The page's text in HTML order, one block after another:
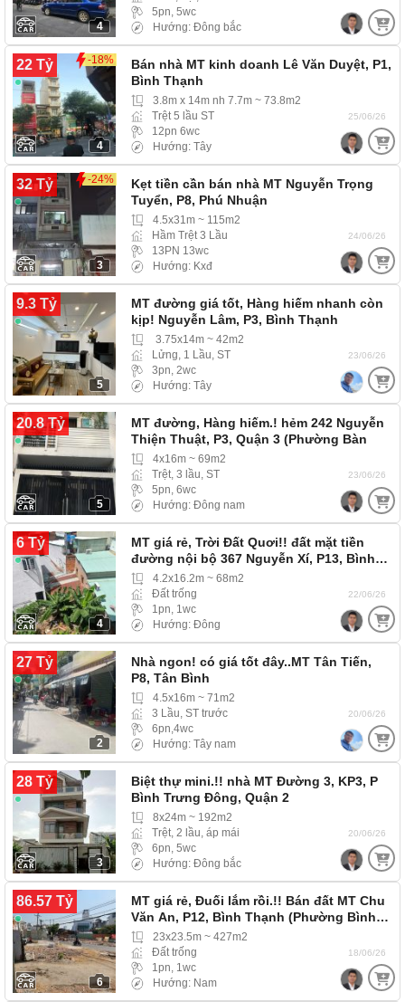
4
5pn, 5wc
Hướng: Đông bắc
22 Tỷ -18%
4
Bán nhà MT kinh doanh Lê Văn Duyệt, P1,
Bình Thạnh
3.8m x 14m nh 7.7m ~ 73.8m2
Trệt 5 lầu ST
12pn 6wc
Hướng: Tây
25/06/26
32 Tỷ -24%
3
Kẹt tiền cần bán nhà MT Nguyễn Trọng
Tuyển, P8, Phú Nhuận
4.5x31m ~ 115m2
Hầm Trệt 3 Lầu
13PN 13wc
Hướng: Kxđ
24/06/26
9.3 Tỷ
5
MT đường giá tốt, Hàng hiếm nhanh còn
kịp! Nguyễn Lâm, P3, Bình Thạnh
3.75x14m ~ 42m2
Lửng, 1 Lầu, ST
3pn, 2wc
Hướng: Tây
23/06/26
20.8 Tỷ
5
MT đường, Hàng hiếm.! hẻm 242 Nguyễn
Thiện Thuật, P3, Quận 3 (Phường Bàn
Cờ)4x16m ~ 69m2
Trệt, 3 lầu, ST
5pn, 6wc
Hướng: Đông nam
23/06/26
6 Tỷ
4
MT giá rẻ, Trời Đất Quơi!! đất mặt tiền
đường nội bộ 367 Nguyễn Xí, P13, Bình…
4.2x16.2m ~ 68m2
Đất trống
1pn, 1wc
Hướng: Đông
22/06/26
27 Tỷ
2
Nhà ngon! có giá tốt đây..MT Tân Tiến,
P8, Tân Bình
4.5x16m ~ 71m2
3 Lầu, ST trước
6pn,4wc
Hướng: Tây nam
20/06/26
28 Tỷ
3
Biệt thự mini.!! nhà MT Đường 3, KP3, P
Bình Trưng Đông, Quận 2
8x24m ~ 192m2
Trệt, 2 lầu, áp mái
6pn, 5wc
Hướng: Đông bắc
20/06/26
86.57 Tỷ
6
MT giá rẻ, Đuối lắm rồi.!! Bán đất MT Chu
Văn An, P12, Bình Thạnh (Phường Bình…
23x23.5m ~ 427m2
Đất trống
1pn, 1wc
Hướng: Nam
18/06/26